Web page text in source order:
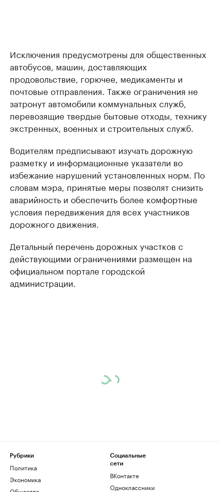
Исключения предусмотрены для общественных
автобусов, машин, доставляющих
продовольствие, горючее, медикаменты и
почтовые отправления. Также ограничения не
затронут автомобили коммунальных служб,
перевозящие твердые бытовые отходы, технику
экстренных, военных и строительных служб.
Водителям предписывают изучать дорожную
разметку и информационные указатели во
избежание нарушений установленных норм. По
словам мэра, принятые меры позволят снизить
аварийность и обеспечить более комфортные
условия передвижения для всех участников
дорожного движения.
Детальный перечень дорожных участков с
действующими ограничениями размещен на
официальном портале городской
администрации.
Рубрики
Политика
Экономика
Социальные
сети
ВКонтакте
Одноклассники